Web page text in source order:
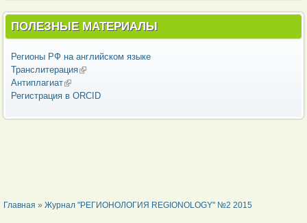
ПОЛЕЗНЫЕ МАТЕРИАЛЫ
Регионы РФ на английском языке
Транслитерация(внешняя ссылка)
Антиплагиат(внешняя ссылка)
Регистрация в ORCID
ВЫ ЗДЕСЬ
Главная » Журнал "РЕГИОНОЛОГИЯ REGIONOLOGY" №2 2015